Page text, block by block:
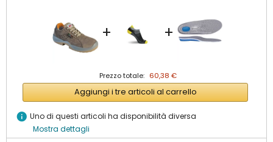
+ +
Prezzo totale: 60,38 €
Aggiungi i tre articoli al carrello
info Uno di questi articoli ha disponibilità diversa
Mostra dettagli